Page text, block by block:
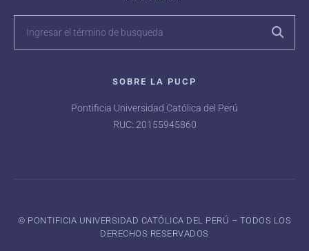
SOBRE LA PUCP
Pontificia Universidad Católica del Perú
RUC: 20155945860
©️ PONTIFICIA UNIVERSIDAD CATÓLICA DEL PERÚ – TODOS LOS
DERECHOS RESERVADOS